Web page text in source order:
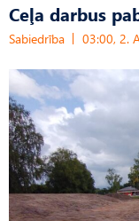
Ceļa darbus
Sabiedrība 03:00, 2.